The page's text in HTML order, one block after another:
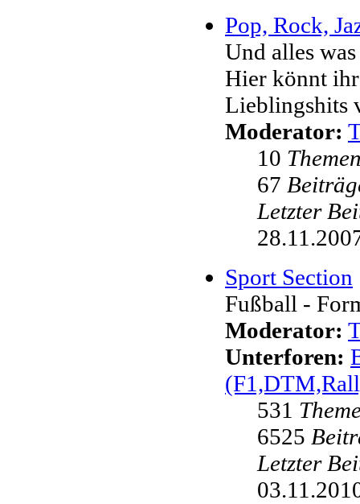
Pop, Rock,
Und alles
Hier könnt
Lieblingshits
Moderator:
10
67
Letzter
Sport Section
Fußball -
Moderator:
Unterforen:
531
6525
Letzter